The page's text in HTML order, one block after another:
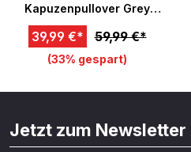
Kapuzenpullover Grey
Cross - schwarz
39,99 €* 59,99 €*
(33% gespart)
Jetzt zum Newsletter